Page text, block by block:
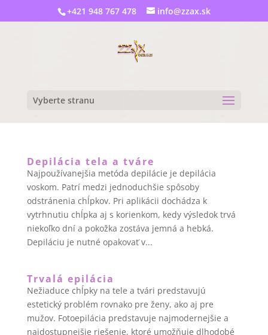
+421 948 767 478 info@zzax.sk
Vyberte stranu
Depilácia tela a tváre
Najpoužívanejšia metóda depilácie je depilácia
voskom. Patrí medzi jednoduchšie spôsoby
odstránenia chĺpkov. Pri aplikácii dochádza k
vytrhnutiu chĺpka aj s korienkom, kedy výsledok trvá
niekoľko dní a pokožka zostáva jemná a hebká.
Depiláciu je nutné opakovať v...
Trvalá epilácia
Nežiaduce chĺpky na tele a tvári predstavujú
estetický problém rovnako pre ženy, ako aj pre
mužov. Fotoepilácia predstavuje najmodernejšie a
najdostupnejšie riešenie, ktoré umožňuje dlhodobé